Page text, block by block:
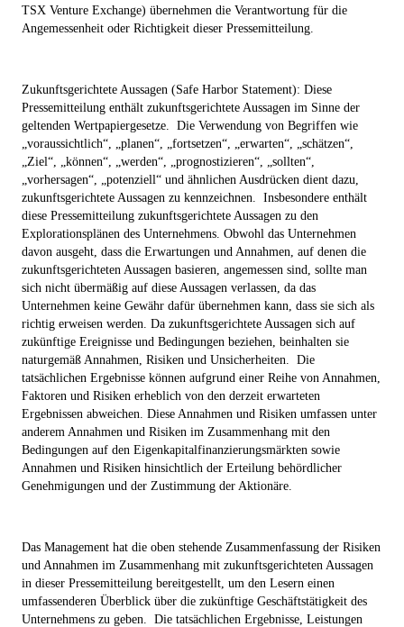
TSX Venture Exchange) übernehmen die Verantwortung für die
Angemessenheit oder Richtigkeit dieser Pressemitteilung.
Zukunftsgerichtete Aussagen (Safe Harbor Statement): Diese
Pressemitteilung enthält zukunftsgerichtete Aussagen im Sinne der
geltenden Wertpapiergesetze.
Die Verwendung von Begriffen wie
„voraussichtlich“, „planen“, „fortsetzen“, „erwarten“, „schätzen“,
„Ziel“, „können“, „werden“, „prognostizieren“, „sollten“,
„vorhersagen“, „potenziell“ und ähnlichen Ausdrücken dient dazu,
zukunftsgerichtete Aussagen zu kennzeichnen.
Insbesondere enthält
diese Pressemitteilung zukunftsgerichtete Aussagen zu den
Explorationsplänen des Unternehmens. Obwohl das Unternehmen
davon ausgeht, dass die Erwartungen und Annahmen, auf denen die
zukunftsgerichteten Aussagen basieren, angemessen sind, sollte man
sich nicht übermäßig auf diese Aussagen verlassen, da das
Unternehmen keine Gewähr dafür übernehmen kann, dass sie sich als
richtig erweisen werden. Da zukunftsgerichtete Aussagen sich auf
zukünftige Ereignisse und Bedingungen beziehen, beinhalten sie
naturgemäß Annahmen, Risiken und Unsicherheiten.
Die
tatsächlichen Ergebnisse können aufgrund einer Reihe von Annahmen,
Faktoren und Risiken erheblich von den derzeit erwarteten
Ergebnissen abweichen. Diese Annahmen und Risiken umfassen unter
anderem Annahmen und Risiken im Zusammenhang mit den
Bedingungen auf den Eigenkapitalfinanzierungsmärkten sowie
Annahmen und Risiken hinsichtlich der Erteilung behördlicher
Genehmigungen und der Zustimmung der Aktionäre.
Das Management hat die oben stehende Zusammenfassung der Risiken
und Annahmen im Zusammenhang mit zukunftsgerichteten Aussagen
in dieser Pressemitteilung bereitgestellt, um den Lesern einen
umfassenderen Überblick über die zukünftige Geschäftstätigkeit des
Unternehmens zu geben.
Die tatsächlichen Ergebnisse, Leistungen